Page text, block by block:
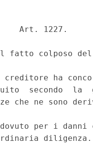
Art. 1227.
fatto colposo
ha
secondo  la
che ne sono
per i danni
diligenza.